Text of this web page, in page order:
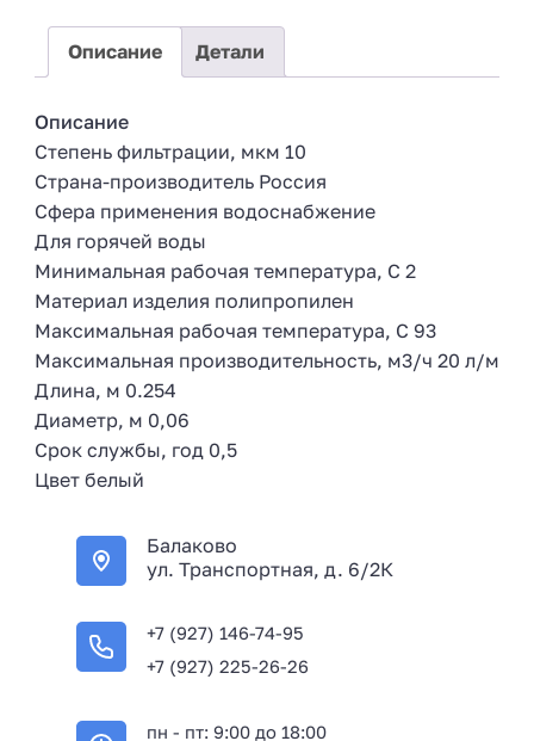
Описание Детали
Описание
Степень фильтрации, мкм 10
Страна-производитель Россия
Сфера применения водоснабжение
Для горячей воды
Минимальная рабочая температура, С 2
Материал изделия полипропилен
Максимальная рабочая температура, С 93
Максимальная производительность, м3/ч 20 л/м
Длина, м 0.254
Диаметр, м 0,06
Срок службы, год 0,5
Цвет белый
Балаково
ул. Транспортная, д. 6/2К
+7 (927) 146-74-95
+7 (927) 225-26-26
пн - пт: 9:00 до 18:00